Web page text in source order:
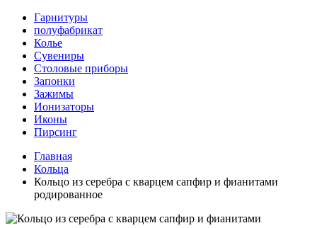
Гарнитуры
полуфабрикат
Колье
Сувениры
Столовые приборы
Запонки
Зажимы
Ионизаторы
Иконы
Пирсинг
Главная
Кольца
Кольцо из серебра с кварцем сапфир и фианитами
родированное